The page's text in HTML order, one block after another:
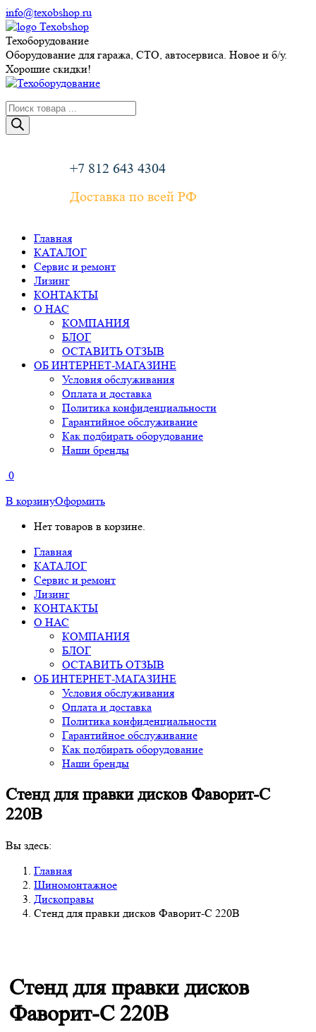
Перейти
к
содержанию
info@texobshop.ru
Telegram
page
opens
in
new
Whatsapp
page
opens
in
new
Вконтакте
page
opens
in
new
Сайт
page
opens
in
new
Техоборудование
Оборудование для гаража, СТО, автосервиса. Новое и б/у.
Хорошие скидки!
Поиск
товаров
+7 812 643 4304
Доставка по всей РФ
Главная
КАТАЛОГ
Сервис и ремонт
Лизинг
КОНТАКТЫ
О НАС
КОМПАНИЯ
БЛОГ
ОСТАВИТЬ ОТЗЫВ
ОБ ИНТЕРНЕТ-МАГАЗИНЕ
Условия обслуживания
Оплата и доставка
Политика конфиденциальности
Гарантийное обслуживание
Как подбирать оборудование
Наши бренды
0
В корзинуОформить
Нет товаров в корзине.
Главная
КАТАЛОГ
Сервис и ремонт
Лизинг
КОНТАКТЫ
О НАС
КОМПАНИЯ
БЛОГ
ОСТАВИТЬ ОТЗЫВ
ОБ ИНТЕРНЕТ-МАГАЗИНЕ
Условия обслуживания
Оплата и доставка
Политика конфиденциальности
Гарантийное обслуживание
Как подбирать оборудование
Наши бренды
Стенд для правки дисков Фаворит-С
220В
Вы здесь:
Главная
Шиномонтажное
Дископравы
Стенд для правки дисков Фаворит-С 220В
Стенд для правки дисков
Фаворит-С 220В